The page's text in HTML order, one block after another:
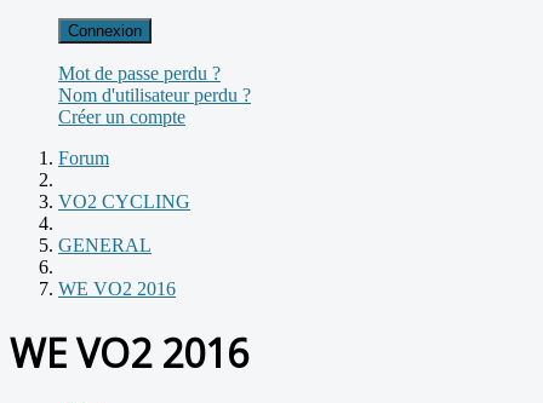
Connexion
Mot de passe perdu ?
Nom d'utilisateur perdu ?
Créer un compte
Forum
VO2 CYCLING
GENERAL
WE VO2 2016
WE VO2 2016